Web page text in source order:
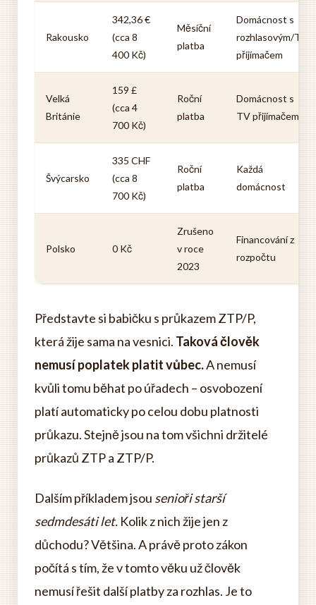
Rakousko
342,36 €
(cca 8
400 Kč)
Měsíční
platba
Domácnost s
rozhlasovým/TV
přijímačem
Velká
Británie
159 £
(cca 4
700 Kč)
Roční
platba
Domácnost s
TV přijímačem
Švýcarsko
335 CHF
(cca 8
700 Kč)
Roční
platba
Každá
domácnost
Polsko 0 Kč
Zrušeno
v roce
2023
Financování z
rozpočtu
Představte si babičku s průkazem ZTP/P,
která žije sama na vesnici. Taková člověk
nemusí poplatek platit vůbec.A nemusí
kvůli tomu běhat po úřadech – osvobození
platí automaticky po celou dobu platnosti
průkazu. Stejně jsou na tom všichni držitelé
průkazů ZTP a ZTP/P.
Dalším příkladem jsou senioři starší
sedmdesáti let. Kolik z nich žije jen z
důchodu? Většina. A právě proto zákon
počítá s tím, že v tomto věku už člověk
nemusí řešit další platby za rozhlas. Je to